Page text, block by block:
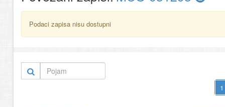
Podaci zapisa nisu dostupni